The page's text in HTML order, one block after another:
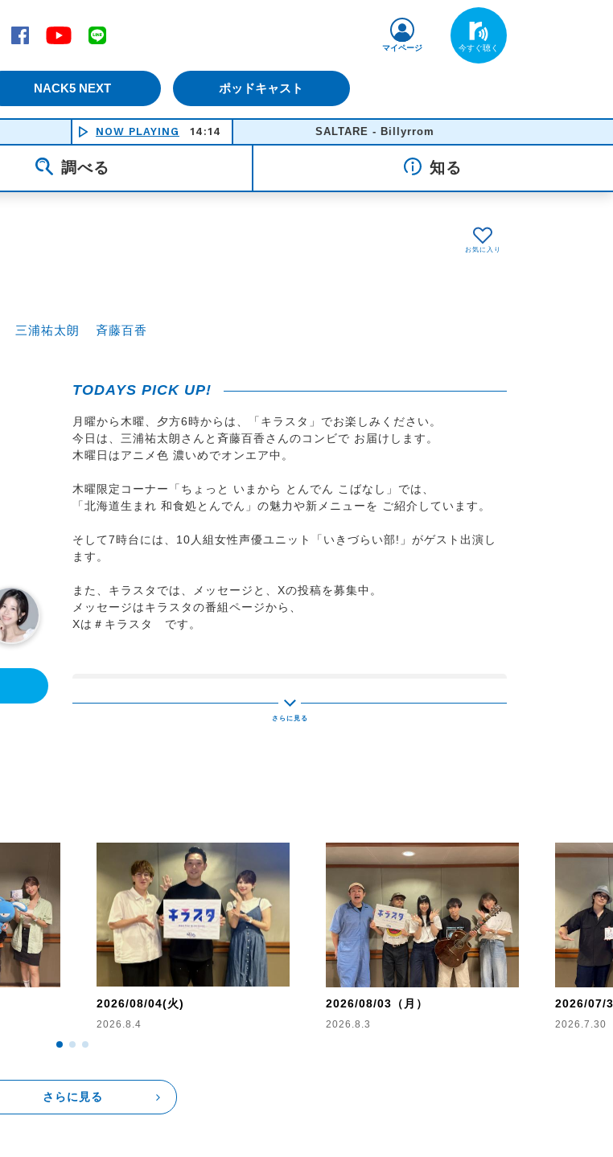
Twitter
Facebook YouTube
NACK5 NEXT ポッドキャスト
マイページ
NOW PLAYING 14:14 SALTARE - Billyrrom
調べる 知る
三浦祐太朗 斉藤百香
TODAYS PICK UP!
月曜から木曜、夕方6時からは、「キラスタ」でお楽しみください。
今日は、三浦祐太朗さんと斉藤百香さんのコンビで お届けします。
木曜日はアニメ色 濃いめでオンエア中。
木曜限定コーナー「ちょっと いまから とんでん こばなし」では、
「北海道生まれ 和食処とんでん」の魅力や新メニューを ご紹介しています。
そして7時台には、10人組女性声優ユニット「いきづらい部!」がゲスト出演し
ます。
また、キラスタでは、メッセージと、Xの投稿を募集中。
メッセージはキラスタの番組ページから、
Xは＃キラスタ です。
月曜日は酒井直斗、火曜日は「入間国際宣言」の西田どらやきと斉藤百香がお笑
2026/08/04(火)
2026.8.4
2026/08/03（月）
2026.8.3
2026/07/
2026.7.30
さらに見る